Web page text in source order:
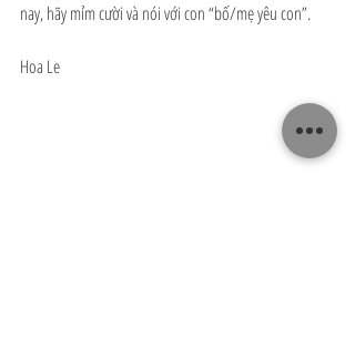
nay, hãy mỉm cười và nói với con “bố/mẹ yêu con”.
Hoa Le